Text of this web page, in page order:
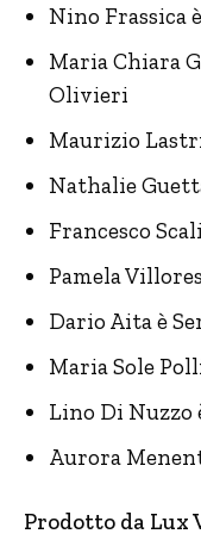
Nino Frassica
Maria Chiara
Olivieri
Maurizio
Nathalie
Francesco
Pamela
Dario Aita è
Maria Sole
Lino Di Nuzzo
Aurora
Prodotto da Lux